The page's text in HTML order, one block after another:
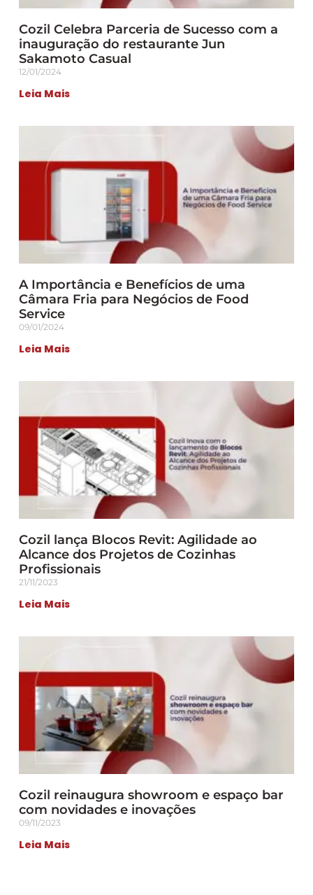
Cozil Celebra Parceria de Sucesso com a
inauguração do restaurante Jun
Sakamoto Casual
12/01/2024
Leia Mais
A Importância e Benefícios de uma
Câmara Fria para Negócios de Food
Service
09/01/2024
Leia Mais
Cozil lança Blocos Revit: Agilidade ao
Alcance dos Projetos de Cozinhas
Profissionais
21/11/2023
Leia Mais
Cozil reinaugura showroom e espaço bar
com novidades e inovações
09/11/2023
Leia Mais